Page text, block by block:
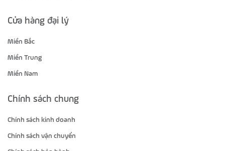
Cửa hàng đại lý
Miền Bắc
Miền Trung
Miền Nam
Chính sách chung
Chính sách kinh doanh
Chính sách vận chuyển